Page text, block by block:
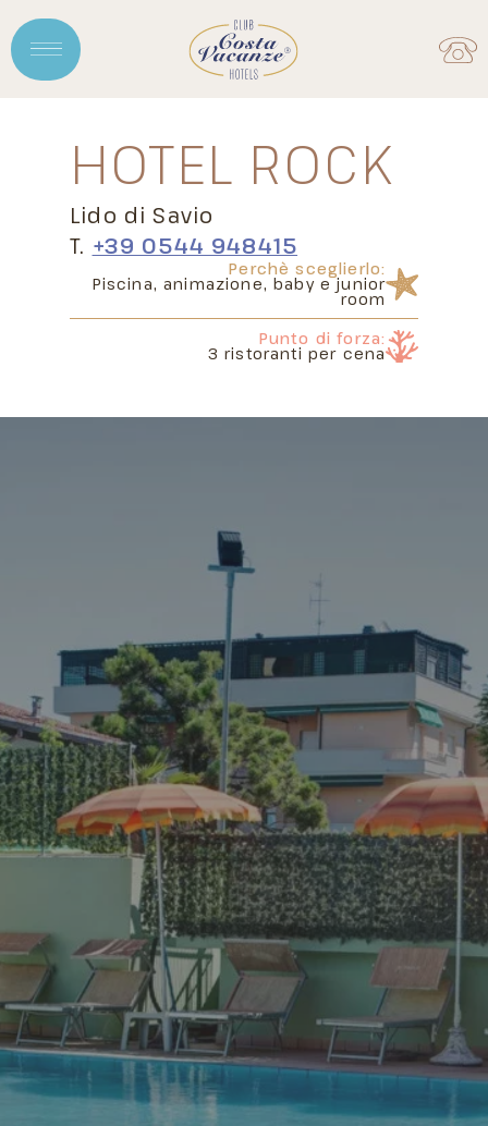
HOTEL ROCK
Lido di Savio
T. +39 0544 948415
Perchè sceglierlo:
Piscina, animazione, baby e junior
room
Punto di forza:
3 ristoranti per cena